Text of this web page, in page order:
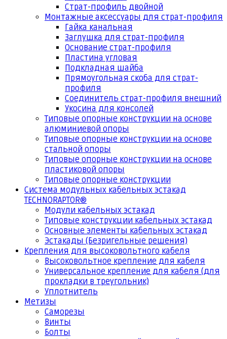
Страт-профиль двойной
Монтажные аксессуары для страт-профиля
Гайка канальная
Заглушка для страт-профиля
Основание страт-профиля
Пластина угловая
Подкладная шайба
Прямоугольная скоба для страт-
профиля
Соединитель страт-профиля внешний
Укосина для консолей
Типовые опорные конструкции на основе
алюминиевой опоры
Типовые опорные конструкции на основе
стальной опоры
Типовые опорные конструкции на основе
пластиковой опоры
Типовые опорные конструкции
Система модульных кабельных эстакад
TECHNORAPTOR®
Модули кабельных эстакад
Типовые конструкции кабельных эстакад
Основные элементы кабельных эстакад
Эстакады (Безригельные решения)
Крепления для высоковольтного кабеля
Высоковольтное крепление для кабеля
Универсальное крепление для кабеля (для
прокладки в треугольник)
Уплотнитель
Метизы
Саморезы
Винты
Болты